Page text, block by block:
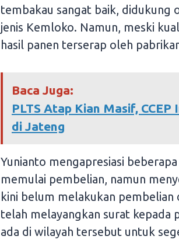
tembakau sangat baik, didukung
jenis Kemloko. Namun, meski
hasil panen terserap oleh
Baca Juga:
PLTS Atap Kian Masif,
di Jateng
Yunianto mengapresiasi
memulai pembelian, namun
kini belum melakukan
telah melayangkan surat kepada
ada di wilayah tersebut untuk